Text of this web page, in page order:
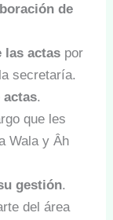
de
las actaspor
secretaría.
.
que les
Wala y Âh
gestión.
del área